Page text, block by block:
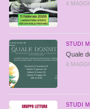
4
STUDI
Quale
4
STUDI